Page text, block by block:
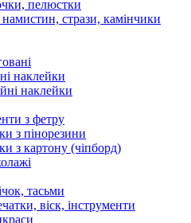
пелюстки
стрази, камінчики
наклейки
наклейки
з фетру
з пінорезини
з картону (чіпборд)
тасьми
віск, інструменти